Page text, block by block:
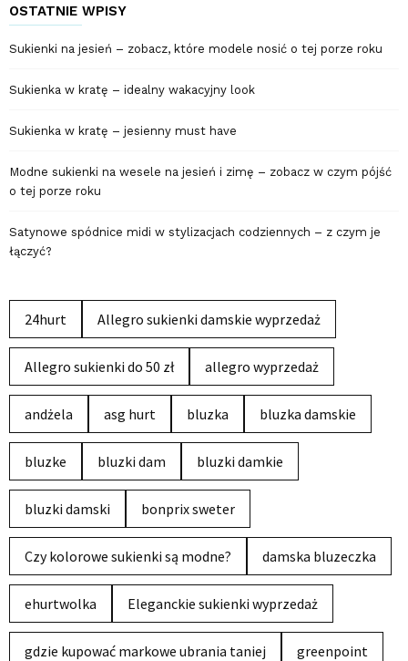
OSTATNIE WPISY
Sukienki na jesień – zobacz, które modele nosić o tej porze roku
Sukienka w kratę – idealny wakacyjny look
Sukienka w kratę – jesienny must have
Modne sukienki na wesele na jesień i zimę – zobacz w czym pójść
o tej porze roku
Satynowe spódnice midi w stylizacjach codziennych – z czym je
łączyć?
24hurt Allegro sukienki damskie wyprzedaż
Allegro sukienki do 50 zł allegro wyprzedaż
andżela asg hurt bluzka bluzka damskie
bluzke bluzki dam bluzki damkie
bluzki damski bonprix sweter
Czy kolorowe sukienki są modne? damska bluzeczka
ehurtwolka Eleganckie sukienki wyprzedaż
gdzie kupować markowe ubrania taniej greenpoint